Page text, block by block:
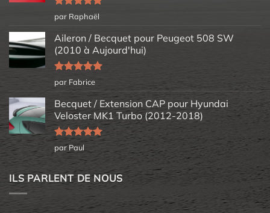
Note5sur
5
par Raphaël
Aileron / Becquet pour Peugeot 508 SW
(2010 à Aujourd'hui)
Note5sur
5
par Fabrice
Becquet / Extension CAP pour Hyundai
Veloster MK1 Turbo (2012-2018)
Note5sur
5
par Paul
ILS PARLENT DE NOUS